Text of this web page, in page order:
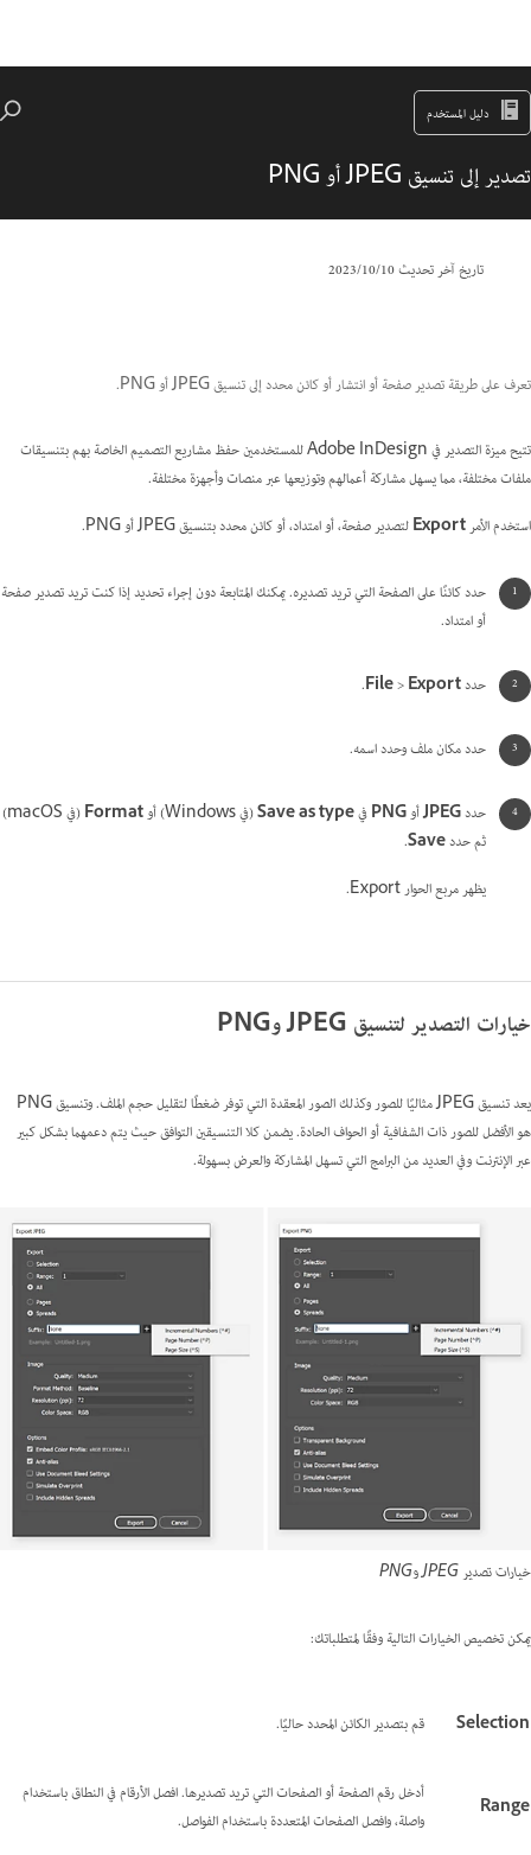
دليل المستخدم
تصدير إلى تنسيق JPEG أو PNG
تاريخ آخر تحديث10‏/10‏/2023
تعرف على طريقة تصدير صفحة أو انتشار أو كائن محدد إلى تنسيق JPEG أو PNG.
تتيح ميزة التصدير في Adobe InDesign للمستخدمين حفظ مشاريع التصميم الخاصة بهم بتنسيقات
ملفات مختلفة، مما يسهل مشاركة أعمالهم وتوزيعها عبر منصات وأجهزة مختلفة.
استخدم الأمرExportلتصدير صفحة، أو امتداد، أو كائن محدد بتنسيق JPEG أو PNG.
حدد كائنًا على الصفحة التي تريد تصديره. يمكنك المتابعة دون إجراء تحديد إذا كنت تريد تصدير صفحة
أو امتداد.
حدد File>Export
.
حدد مكان ملف وحدد اسمه.
حددJPEGأوPNGفيSave as type(في Windows) أو Format
(في macOS)
ثم حددSave
.
يظهر مربع الحوار Export.
خيارات التصدير لتنسيق JPEG وPNG
يعد تنسيق JPEG مثاليًا للصور وكذلك الصور المعقدة التي توفر ضغطًا لتقليل حجم الملف. وتنسيق PNG
هو الأفضل للصور ذات الشفافية أو الحواف الحادة. يضمن كلا التنسيقين التوافق حيث يتم دعمهما بشكل كبير
عبر الإنترنت وفي العديد من البرامج التي تسهل المشاركة والعرض بسهولة.
خيارات تصدير JPEG وPNG
يمكن تخصيص الخيارات التالية وفقًا لمتطلباتك:
Selection قم بتصدير الكائن المحدد حاليًا.
Range
أدخل رقم الصفحة أو الصفحات التي تريد تصديرها. افصل الأرقام في النطاق باستخدام
واصلة، وافصل الصفحات المتعددة باستخدام الفواصل.